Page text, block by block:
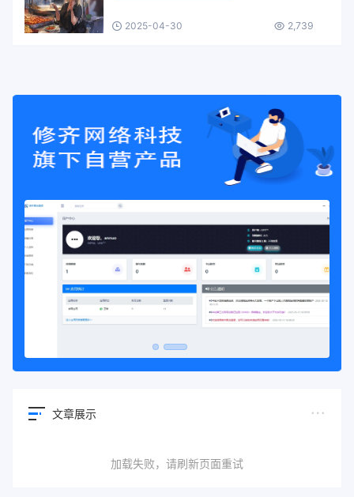
2025-04-30 2,739
文章展示
加载失败，请刷新页面重试